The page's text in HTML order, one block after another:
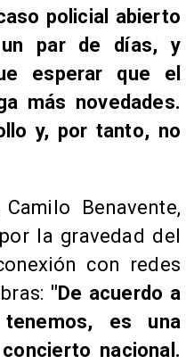
policial abierto
un par de días, y
esperar que el
más novedades.
y, por tanto, no
Benavente,
la gravedad del
con redes
"De acuerdo a
es una
nacional.